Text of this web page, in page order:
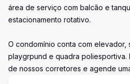
área de serviço com balcão e
estacionamento rotativo.
O condomínio conta com elevador,
playgrpund e quadra poliesportiva.
de nossos corretores e agende